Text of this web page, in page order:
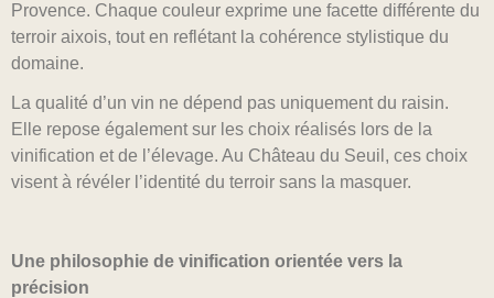
Provence. Chaque couleur exprime une facette différente du
terroir aixois, tout en reflétant la cohérence stylistique du
domaine.
La qualité d’un vin ne dépend pas uniquement du raisin.
Elle repose également sur les choix réalisés lors de la
vinification et de l’élevage. Au Château du Seuil, ces choix
visent à révéler l’identité du terroir sans la masquer.
Une philosophie de vinification orientée vers la
précision